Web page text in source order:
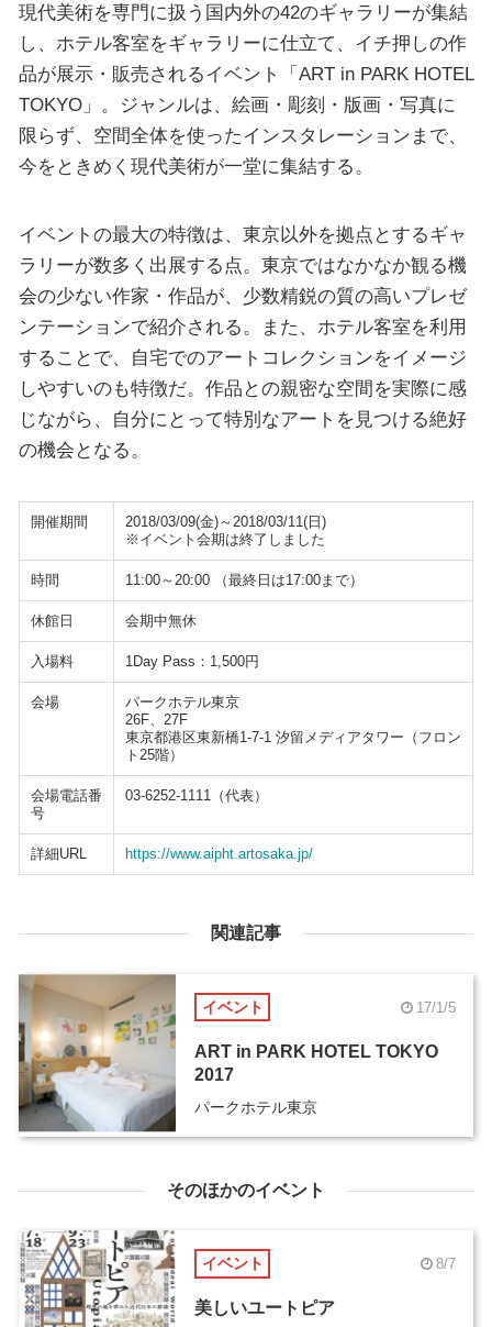
現代美術を専門に扱う国内外の42のギャラリーが集結
し、ホテル客室をギャラリーに仕立て、イチ押しの作
品が展示・販売されるイベント「ART in PARK HOTEL
TOKYO」。ジャンルは、絵画・彫刻・版画・写真に
限らず、空間全体を使ったインスタレーションまで、
今をときめく現代美術が一堂に集結する。
イベントの最大の特徴は、東京以外を拠点とするギャ
ラリーが数多く出展する点。東京ではなかなか観る機
会の少ない作家・作品が、少数精鋭の質の高いプレゼ
ンテーションで紹介される。また、ホテル客室を利用
することで、自宅でのアートコレクションをイメージ
しやすいのも特徴だ。作品との親密な空間を実際に感
じながら、自分にとって特別なアートを見つける絶好
の機会となる。
開催期間
2018/03/09(金)～2018/03/11(日)
※イベント会期は終了しました
時間 11:00～20:00 （最終日は17:00まで）
休館日 会期中無休
入場料 1Day Pass：1,500円
会場
パークホテル東京
26F、27F
東京都港区東新橋1-7-1 汐留メディアタワー（フロン
ト25階）
会場電話番
号
03-6252-1111（代表）
詳細URL https://www.aipht.artosaka.jp/
関連記事
イベント 17/1/5
ART in PARK HOTEL TOKYO
2017
パークホテル東京
そのほかのイベント
イベント 8/7
美しいユートピア